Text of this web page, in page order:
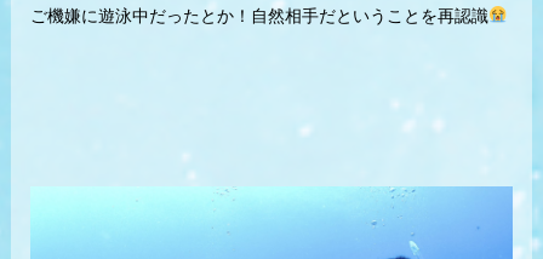
ご機嫌に遊泳中だったとか！自然相手だということを再認識